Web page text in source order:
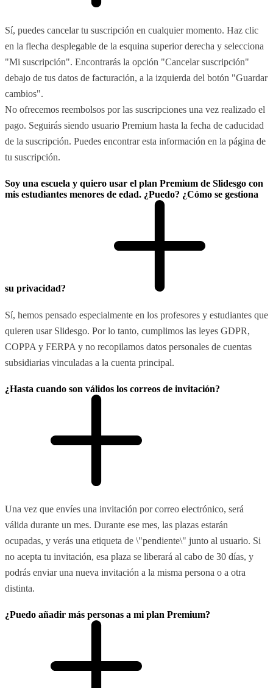
Sí, puedes cancelar tu suscripción en cualquier momento. Haz clic
en la flecha desplegable de la esquina superior derecha y selecciona
"Mi suscripción". Encontrarás la opción "Cancelar suscripción"
debajo de tus datos de facturación, a la izquierda del botón "Guardar
cambios".
No ofrecemos reembolsos por las suscripciones una vez realizado el
pago. Seguirás siendo usuario Premium hasta la fecha de caducidad
de la suscripción. Puedes encontrar esta información en la página de
tu suscripción.
Soy una escuela y quiero usar el plan Premium de Slidesgo con
mis estudiantes menores de edad. ¿Puedo? ¿Cómo se gestiona
su privacidad?
Sí, hemos pensado especialmente en los profesores y estudiantes que
quieren usar Slidesgo. Por lo tanto, cumplimos las leyes GDPR,
COPPA y FERPA y no recopilamos datos personales de cuentas
subsidiarias vinculadas a la cuenta principal.
¿Hasta cuando son válidos los correos de invitación?
Una vez que envíes una invitación por correo electrónico, será
válida durante un mes. Durante ese mes, las plazas estarán
ocupadas, y verás una etiqueta de \"pendiente\" junto al usuario. Si
no acepta tu invitación, esa plaza se liberará al cabo de 30 días, y
podrás enviar una nueva invitación a la misma persona o a otra
distinta.
¿Puedo añadir más personas a mi plan Premium?